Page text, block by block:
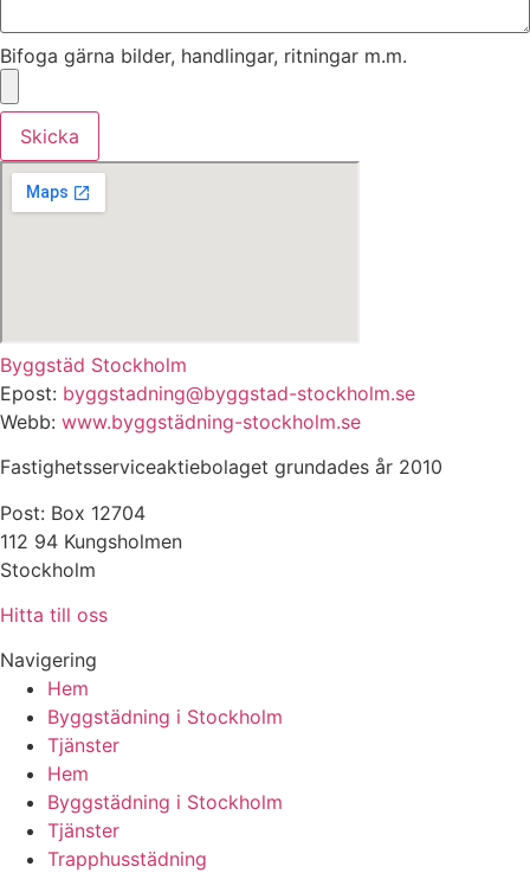
Bifoga gärna bilder, handlingar, ritningar m.m.
Skicka
Byggstäd Stockholm
Epost: byggstadning@byggstad-stockholm.se
Webb: www.byggstädning-stockholm.se
Fastighetsserviceaktiebolaget grundades år 2010
Post: Box 12704
112 94 Kungsholmen
Stockholm
Hitta till oss
Navigering
Hem
Byggstädning i Stockholm
Tjänster
Hem
Byggstädning i Stockholm
Tjänster
Trapphusstädning